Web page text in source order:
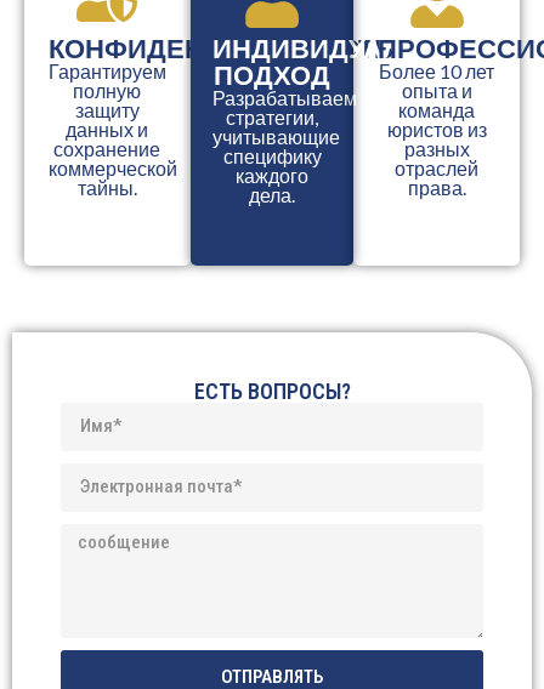
КОНФИДЕНЦИАЛЬНОСТЬ
Гарантируем
полную
защиту
данных и
сохранение
коммерческой
тайны.
ИНДИВИДУАЛЬНЫЙ
ПОДХОД
Разрабатываем
стратегии,
учитывающие
специфику
каждого
дела.
Более 10 лет
опыта и
команда
юристов из
разных
отраслей
права.
ЕСТЬ ВОПРОСЫ?
ОТПРАВЛЯТЬ